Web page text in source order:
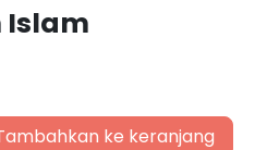
Islam
ke keranjang